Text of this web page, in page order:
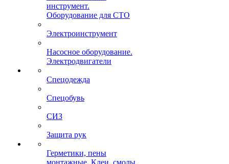
инструмент.
Оборудование для СТО
Электроинструмент
Насосное оборудование.
Электродвигатели
Спецодежда
Спецобувь
СИЗ
Защита рук
Герметики, пены
монтажные. Клеи, смолы